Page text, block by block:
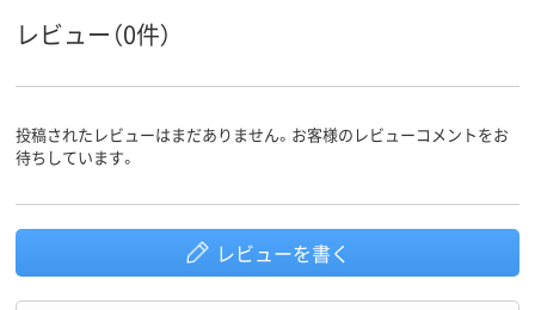
レビュー（0件）
投稿されたレビューはまだありません。お客様のレビューコメントをお
待ちしています。
レビューを書く